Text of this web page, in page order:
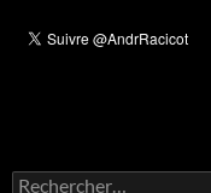
Rechercher :